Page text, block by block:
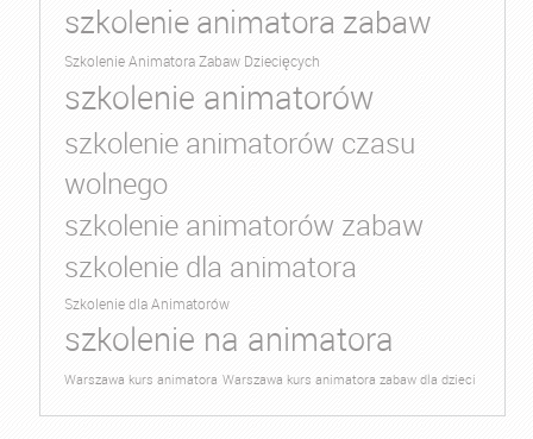
szkolenie animatora zabaw
Szkolenie Animatora Zabaw Dziecięcych
szkolenie animatorów
szkolenie animatorów czasu
wolnego
szkolenie animatorów zabaw
szkolenie dla animatora
Szkolenie dla Animatorów
szkolenie na animatora
Warszawa kurs animatora Warszawa kurs animatora zabaw dla dzieci